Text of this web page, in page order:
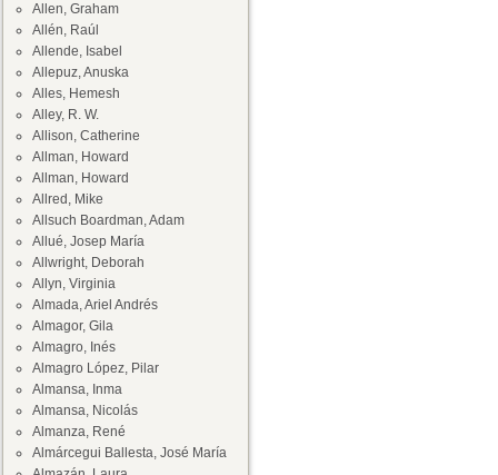
Allen, Graham
Allén, Raúl
Allende, Isabel
Allepuz, Anuska
Alles, Hemesh
Alley, R. W.
Allison, Catherine
Allman, Howard
Allman, Howard
Allred, Mike
Allsuch Boardman, Adam
Allué, Josep María
Allwright, Deborah
Allyn, Virginia
Almada, Ariel Andrés
Almagor, Gila
Almagro, Inés
Almagro López, Pilar
Almansa, Inma
Almansa, Nicolás
Almanza, René
Almárcegui Ballesta, José María